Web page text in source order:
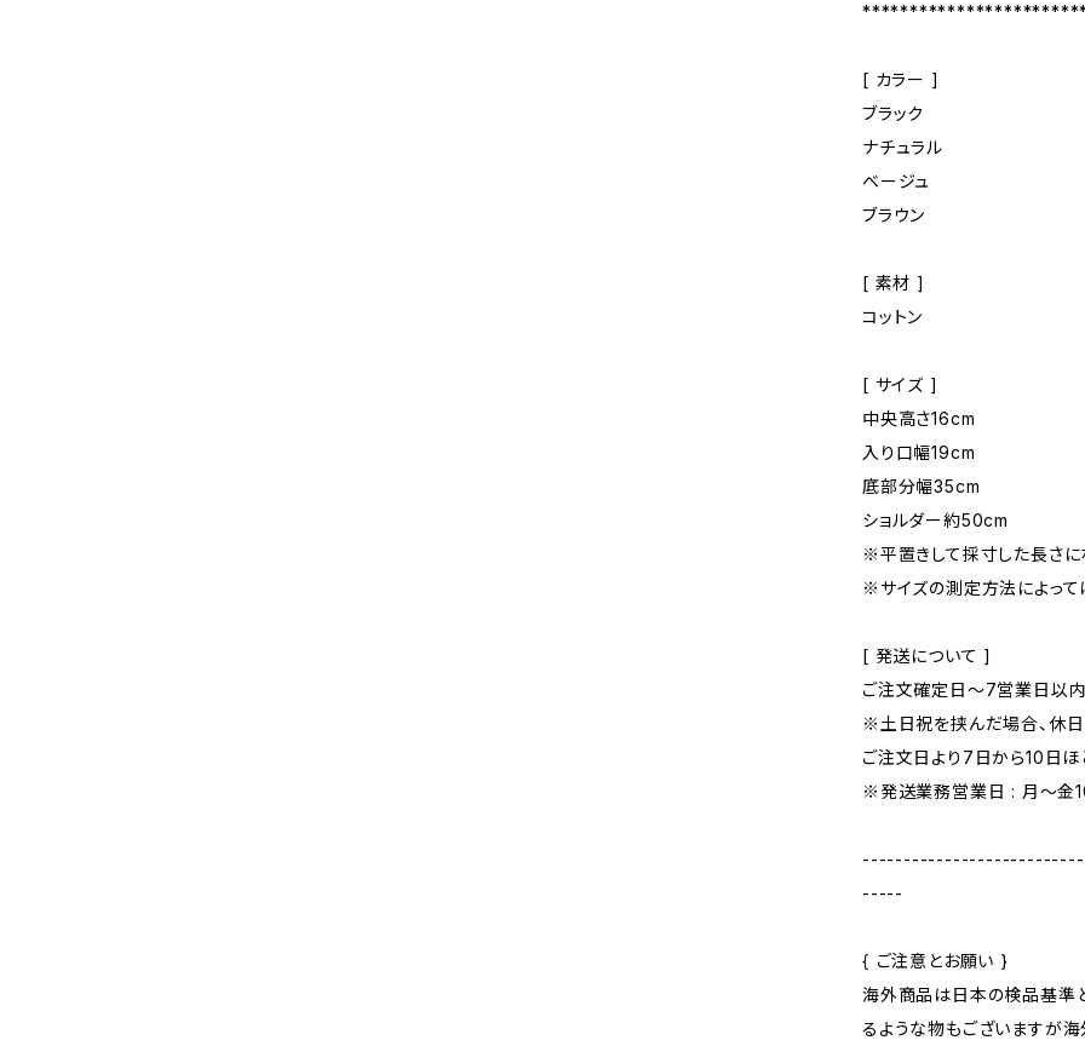
[ カラー ]
ブラック
ナチュラル
ベージュ
ブラウン
[ 素材 ]
コットン
[ サイズ ]
中央高さ16cm
入り口幅19cm
底部分幅35cm
ショルダー約50cm
※平置きして採寸した長さに
※サイズの測定方法によって
[ 発送について ]
ご注文確定日〜7営業日以内
※土日祝を挟んだ場合、休
ご注文日より7日から10日ほ
※発送業務営業日 : 月～金
-----
{ ご注意とお願い }
海外商品は日本の検品基準
るような物もございますが